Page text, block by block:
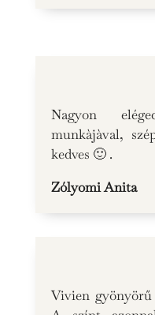
Nagyon
munkàjàval,
kedves 🙂 .
Zólyomi Anita
Vivien gyönyörű